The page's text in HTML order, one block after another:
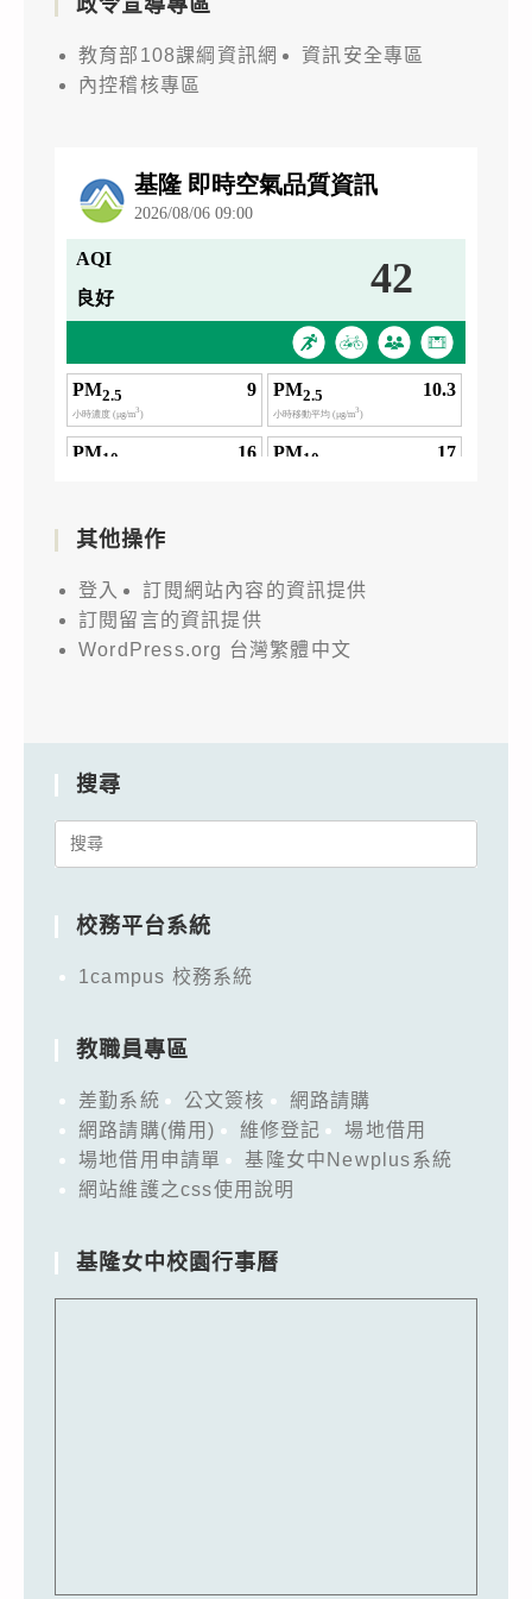
教育部108課綱資訊網
資訊安全專區
內控稽核專區
其他操作
登入
訂閱網站內容的資訊提供
訂閱留言的資訊提供
WordPress.org 台灣繁體中文
搜尋
Search
校務平台系統
1campus 校務系統
教職員專區
差勤系統 公文簽核
網路請購
網路請購(備用)
維修登記
場地借用
場地借用申請單
基隆女中Newplus系統
網站維護之css使用說明
基隆女中校園行事曆